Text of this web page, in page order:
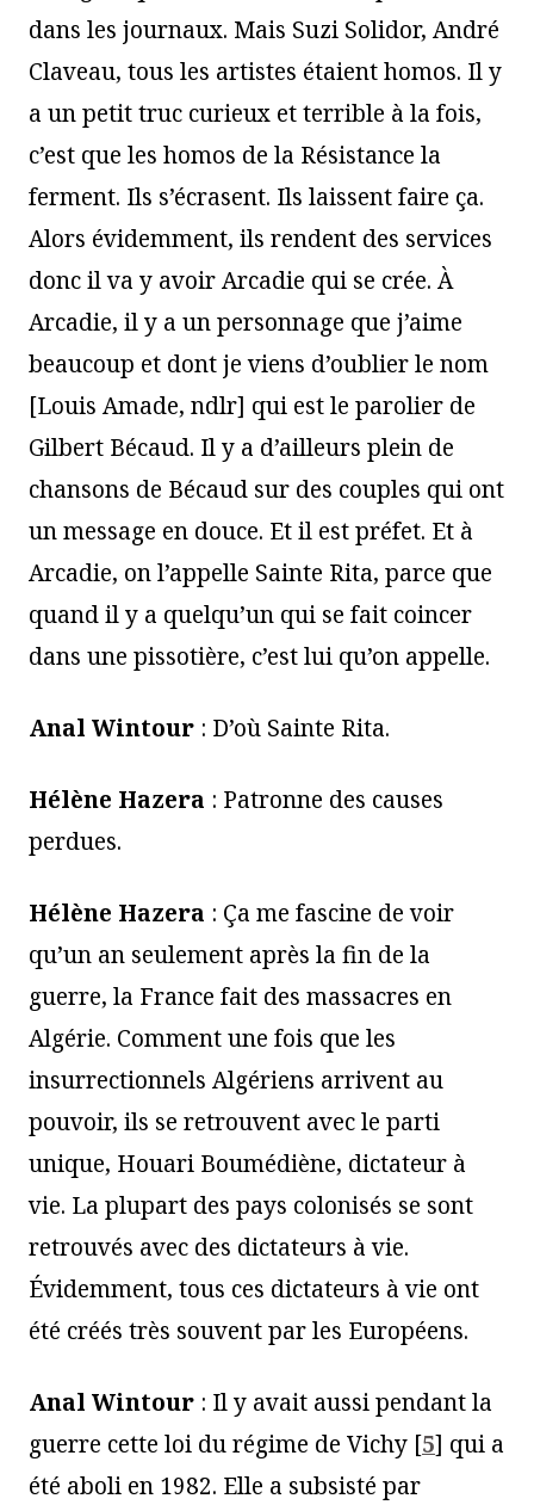
dans les journaux. Mais Suzi Solidor, André
Claveau, tous les artistes étaient homos. Il y
a un petit truc curieux et terrible à la fois,
c’est que les homos de la Résistance la
ferment. Ils s’écrasent. Ils laissent faire ça.
Alors évidemment, ils rendent des services
donc il va y avoir Arcadie qui se crée. À
Arcadie, il y a un personnage que j’aime
beaucoup et dont je viens d’oublier le nom
[Louis Amade, ndlr] qui est le parolier de
Gilbert Bécaud. Il y a d’ailleurs plein de
chansons de Bécaud sur des couples qui ont
un message en douce. Et il est préfet. Et à
Arcadie, on l’appelle Sainte Rita, parce que
quand il y a quelqu’un qui se fait coincer
dans une pissotière, c’est lui qu’on appelle.
Anal Wintour : D’où Sainte Rita.
Hélène Hazera : Patronne des causes
perdues.
Hélène Hazera : Ça me fascine de voir
qu’un an seulement après la fin de la
guerre, la France fait des massacres en
Algérie. Comment une fois que les
insurrectionnels Algériens arrivent au
pouvoir, ils se retrouvent avec le parti
unique, Houari Boumédiène, dictateur à
vie. La plupart des pays colonisés se sont
retrouvés avec des dictateurs à vie.
Évidemment, tous ces dictateurs à vie ont
été créés très souvent par les Européens.
Anal Wintour : Il y avait aussi pendant la
guerre cette loi du régime de Vichy [5] qui a
été aboli en 1982. Elle a subsisté par